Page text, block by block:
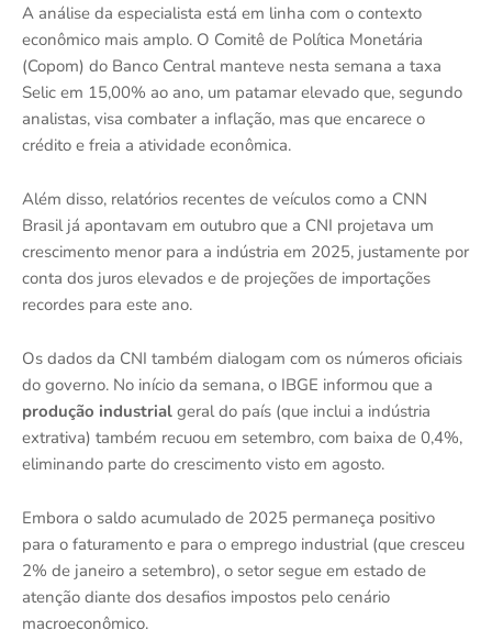
A análise da especialista está em linha com o contexto
econômico mais amplo. O Comitê de Política Monetária
(Copom) do Banco Central manteve nesta semana a taxa
Selic em 15,00% ao ano, um patamar elevado que, segundo
analistas, visa combater a inflação, mas que encarece o
crédito e freia a atividade econômica.
Além disso, relatórios recentes de veículos como a CNN
Brasil já apontavam em outubro que a CNI projetava um
crescimento menor para a indústria em 2025, justamente por
conta dos juros elevados e de projeções de importações
recordes para este ano.
Os dados da CNI também dialogam com os números oficiais
do governo. No início da semana, o IBGE informou que a
produção industrial geral do país (que inclui a indústria
extrativa) também recuou em setembro, com baixa de 0,4%,
eliminando parte do crescimento visto em agosto.
Embora o saldo acumulado de 2025 permaneça positivo
para o faturamento e para o emprego industrial (que cresceu
2% de janeiro a setembro), o setor segue em estado de
atenção diante dos desafios impostos pelo cenário
macroeconômico.